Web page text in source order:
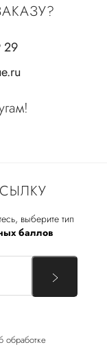
выберите тип
баллов
29